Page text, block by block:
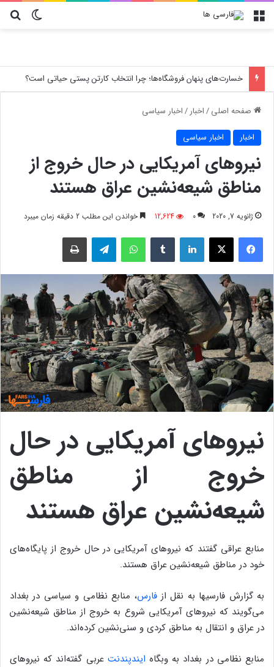
تغییر منو
خسارت‌های پنهان فروشگاه‌ها؛ چرا انتخاب کارتن پستی حیاتی است؟
صفحه اصلی/اخبار/اخبار سیاسی
اخبار اخبار سیاسی
نیروهای آمریکایی در حال خروج از
مناطق شیعه‌نشین عراق هستند
ژانویه 7, 2020 0
12,624 خواندن این مطلب 2 دقیقه زمان میبرد
فیسبوک لینکدین واتس آپ
نیروهای آمریکایی در حال
خروج از مناطق
شیعه‌نشین عراق هستند
منابع عراقی گفتند که نیروهای آمریکایی در حال خروج از پایگاه‌های
خود در مناطق شیعه‌نشین عراق هستند.
به گزارش فارسیها به نقل ازفارس، منابع نظامی و سیاسی در بغداد
می‌گویند که نیروهای آمریکایی شروع به خروج از مناطق شیعه‌نشین
در عراق و انتقال به مناطق کردی و سنی‌نشین کرده‌اند.
منابع نظامی در بغداد به وبگاه ایندپندنتعربی گفته‌اند که نیروهای